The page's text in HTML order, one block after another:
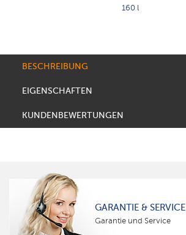
160 l
BESCHREIBUNG
EIGENSCHAFTEN
KUNDENBEWERTUNGEN
GARANTIE & SERVICE
Garantie und Service